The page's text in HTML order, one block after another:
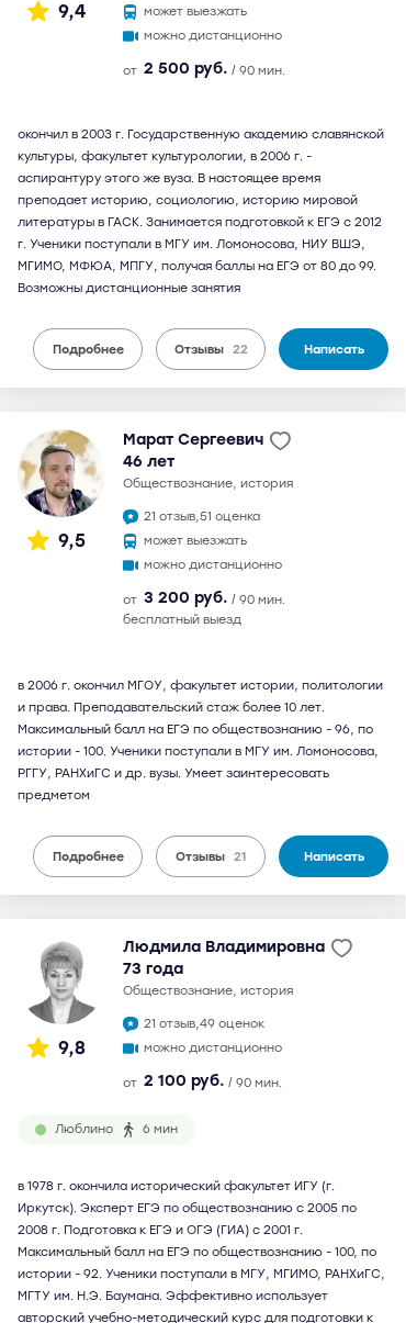
9,4
может выезжать
можно дистанционно
от 2 500 руб. / 90 мин.
окончил в 2003 г. Государственную академию славянской
культуры, факультет культурологии, в 2006 г. -
аспирантуру этого же вуза. В настоящее время
преподает историю, социологию, историю мировой
литературы в ГАСК. Занимается подготовкой к ЕГЭ с 2012
г. Ученики поступали в МГУ им. Ломоносова, НИУ ВШЭ,
МГИМО, МФЮА, МПГУ, получая баллы на ЕГЭ от 80 до 99.
Возможны дистанционные занятия
Подробнее Отзывы 22 Написать
9,5
Марат Сергеевич
46 лет
обществознание, история
21 отзыв,51 оценка
может выезжать
можно дистанционно
от 3 200 руб. / 90 мин.
бесплатный выезд
в 2006 г. окончил МГОУ, факультет истории, политологии
и права. Преподавательский стаж более 10 лет.
Максимальный балл на ЕГЭ по обществознанию - 96, по
истории - 100. Ученики поступали в МГУ им. Ломоносова,
РГГУ, РАНХиГС и др. вузы. Умеет заинтересовать
предметом
Подробнее Отзывы 21 Написать
9,8
Людмила Владимировна
73 года
обществознание, история
21 отзыв,49 оценок
можно дистанционно
от 2 100 руб. / 90 мин.
Люблино 6 мин
в 1978 г. окончила исторический факультет ИГУ (г.
Иркутск). Эксперт ЕГЭ по обществознанию с 2005 по
2008 г. Подготовка к ЕГЭ и ОГЭ (ГИА) с 2001 г.
Максимальный балл на ЕГЭ по обществознанию - 100, по
истории - 92. Ученики поступали в МГУ, МГИМО, РАНХиГС,
МГТУ им. Н.Э. Баумана. Эффективно использует
авторский учебно-методический курс для подготовки к